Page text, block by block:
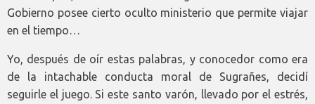
Gobierno posee cierto oculto ministerio que permite viajar
en el tiempo…
Yo, después de oír estas palabras, y conocedor como era
de la intachable conducta moral de Sugrañes, decidí
seguirle el juego. Si este santo varón, llevado por el estrés,